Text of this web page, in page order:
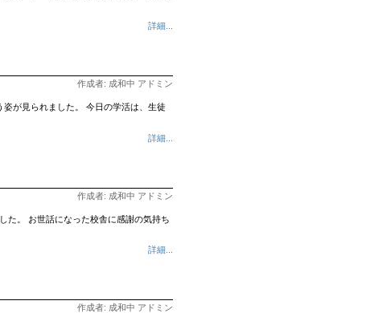
詳細...
作成者: 成和中 アドミン
が見られました。 今日の学活は、生徒
詳細...
作成者: 成和中 アドミン
た。 お世話になった校舎に感謝の気持ち
詳細...
作成者: 成和中 アドミン